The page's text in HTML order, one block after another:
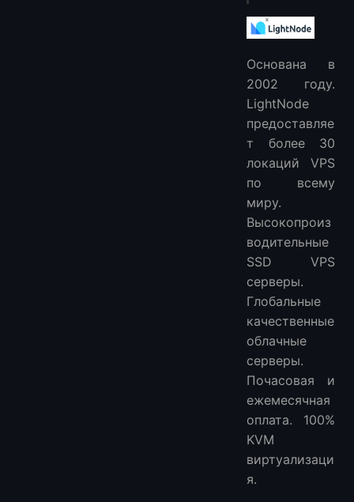
Основана в
2002 году.
LightNode
предоставляе
т более 30
локаций VPS
по всему
миру.
Высокопроиз
водительные
SSD VPS
серверы.
Глобальные
качественные
облачные
серверы.
Почасовая и
ежемесячная
оплата. 100%
KVM
виртуализаци
я.